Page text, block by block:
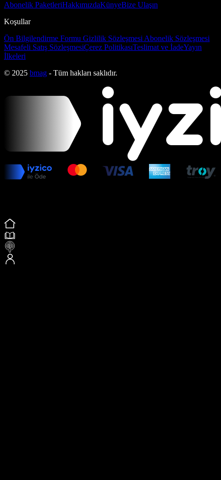
Abonelik PaketleriHakkımızdaKünyeBize Ulaşın
Koşullar
Ön Bilgilendirme Formu Gizlilik Sözleşmesi Abonelik Sözleşmesi
Mesafeli Satış SözleşmesiÇerez PolitikasıTeslimat ve İadeYayın
İlkeleri
© 2025 bmag - Tüm hakları saklıdır.